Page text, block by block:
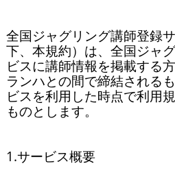
全国ジャグリング講師登録
下、本規約）は、全国ジャ
ビスに講師情報を掲載する
ランハとの間で締結される
ビスを利用した時点で利用
ものとします。
1.サービス概要